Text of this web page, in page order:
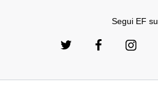
Segui EF su